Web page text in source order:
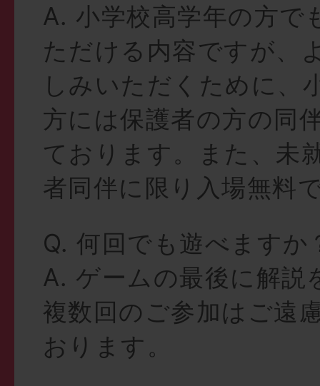
A. 小学校高学年の方で
ただける内容ですが、
しみいただくために、
方には保護者の方の同
ております。また、未
者同伴に限り入場無料
Q. 何回でも遊べますか
A. ゲームの最後に解説
複数回のご参加はご遠
おります。